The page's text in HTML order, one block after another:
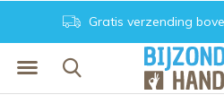
Gratis verzending